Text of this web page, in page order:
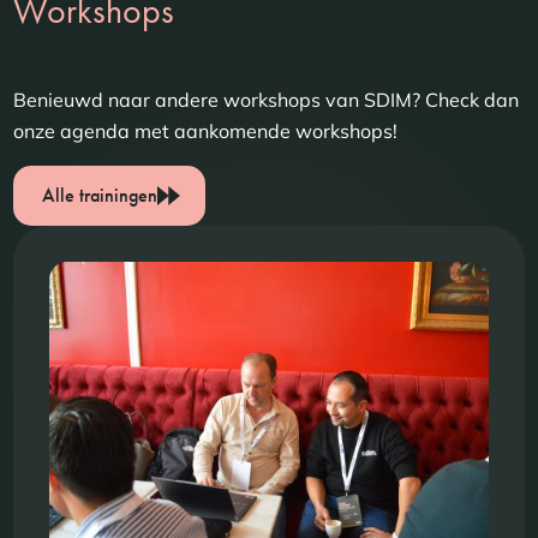
Workshops
Benieuwd naar andere workshops van SDIM? Check dan
onze agenda met aankomende workshops!
Alle trainingen